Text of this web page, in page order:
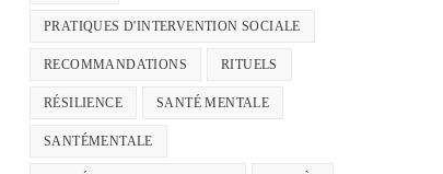
PRATIQUES D'INTERVENTION SOCIALE
RECOMMANDATIONS RITUELS
RÉSILIENCE SANTÉ MENTALE
SANTÉMENTALE